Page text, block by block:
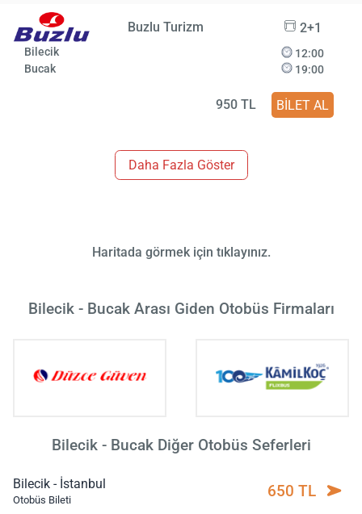
Buzlu Turizm 2+1
Bilecik
Bucak
12:00
19:00
950 TL BİLET AL
Daha Fazla Göster
Haritada görmek için tıklayınız.
Bilecik - Bucak Arası Giden Otobüs Firmaları
Bilecik - Bucak Diğer Otobüs Seferleri
Bilecik - İstanbul
Otobüs Bileti 650 TL